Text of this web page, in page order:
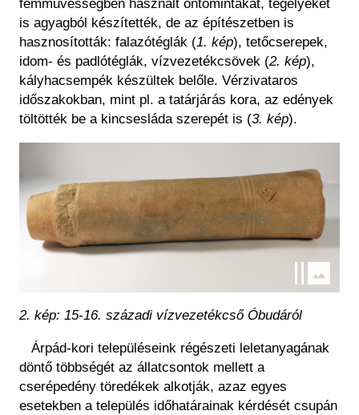
fémművességben használt öntőmintákat, tégelyeket
is agyagból készítették, de az építészetben is
hasznosították: falazótéglák (1. kép), tetőcserepek,
idom- és padlótéglák, vízvezetékcsövek (2. kép),
kályhacsempék készültek belőle. Vérzivataros
időszakokban, mint pl. a tatárjárás kora, az edények
töltötték be a kincsesláda szerepét is (3. kép).
2. kép: 15-16. századi vízvezetékcső Óbudáról
Árpád-kori településeink régészeti leletanyagának
döntő többségét az állatcsontok mellett a
cserépedény töredékek alkotják, azaz egyes
esetekben a település időhatárainak kérdését csupán